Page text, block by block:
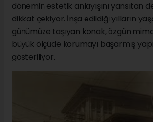
dönemin estetik anlayışını yansıtan
dikkat çekiyor. İnşa edildiği yılların
günümüze taşıyan konak, özgün
büyük ölçüde korumayı başarmış
gösteriliyor.